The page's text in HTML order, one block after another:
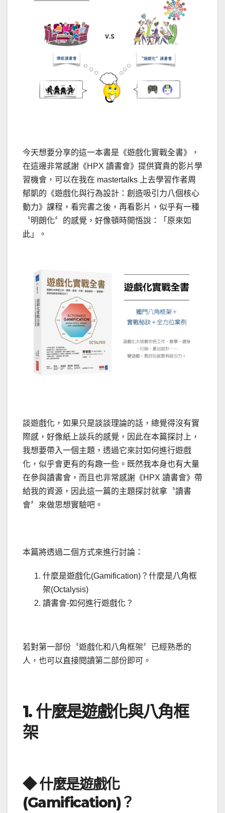
今天想要分享的這一本書是《遊戲化實戰全書》，
在這邊非常感謝《HPX 讀書會》提供寶貴的影片學
習機會，可以在我在 mastertalks 上去學習作者周
郁凱的《遊戲化與行為設計：創造吸引力八個核心
動力》課程，看完書之後，再看影片，似乎有一種
〝明朗化〞的感覺，好像頓時開悟說：「原來如
此」。
談遊戲化，如果只是談談理論的話，總覺得沒有實
際感，好像紙上談兵的感覺，因此在本篇探討上，
我想要帶入一個主題，透過它來討如何進行遊戲
化，似乎會更有的有趣一些。既然我本身也有大量
在參與讀書會，而且也非常感謝《HPX 讀書會》帶
給我的資源，因此這一篇的主題探討就拿〝讀書
會〞來做思想實驗吧。
本篇將透過二個方式來進行討論：
什麼是遊戲化(Gamification)？什麼是八角框
架(Octalysis)
讀書會-如何進行遊戲化？
若對第一部份〝遊戲化和八角框架〞已經熟悉的
人，也可以直接閱讀第二部份即可。
1. 什麼是遊戲化與八角框
架
◆ 什麼是遊戲化
(Gamification)？